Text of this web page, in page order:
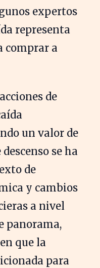
expertos
representa
comprar a
de
un valor de
se ha
de
y cambios
a nivel
panorama,
que la
para